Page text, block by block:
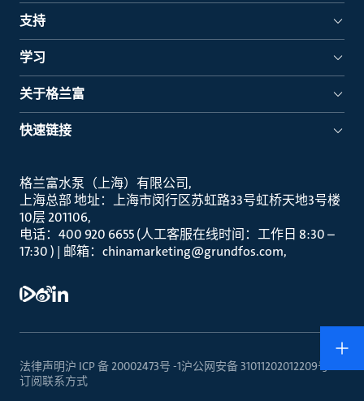
支持
学习
关于格兰富
快速链接
格兰富水泵（上海）有限公司
上海总部 地址：上海市闵行区苏虹路33号虹桥天地3号楼
10层 201106
电话：400 920 6655 (人工客服在线时间：工作日 8:30 –
17:30 ) | 邮箱：chinamarketing@grundfos.com
法律声明沪 ICP 备 20002473号 -1沪公网安备 31011202012209号
订阅联系方式